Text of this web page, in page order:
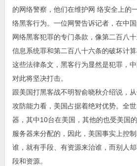
的网络警察，他们在维护网 络安全上的
络黑客行为。一位网警告诉记者，在中
网络黑客犯罪的专门条款，像第二百八
信息系统罪和第二百八十六条的破坏计
这些法律条文，黑客行为显然是犯罪，
对此将坚决打击。
跟美国打黑客战不明智俞晓秋介绍说，
攻防能力看，美国占据着绝对优势。全
器，其中10台在美国，其他的也受美国
服务器来分配的，因此，美国事实上控
谁，就有手段、有资源来治谁，而别人
段和资源。